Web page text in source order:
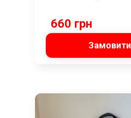
660 грн
Замовити